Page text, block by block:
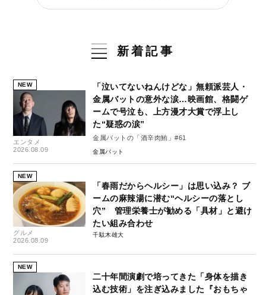
新着記事
NEW
エンタメ
2026.08.09
「泣いてないねんけどな」無頼派芸人・
金属バットの意外な涙…映画館、格闘ゲ
ームで号泣も、上方漫才大賞で浮上し
た“疑惑の涙”
金属バットの「酒辛肉鮪」#61
金属バット
NEW
グルメ
2026.08.09
「春雨だからヘルシー」は思い込み？ ブ
ームの麻辣湯に潜む“ヘルシーの落とし
穴” 管理栄養士が勧める「具材」と避け
たい組み合わせ
千駄木雄大
NEW
二十年間演劇で培ってきた「身体を描き
込む技術」を注ぎ込みました『おもちゃ